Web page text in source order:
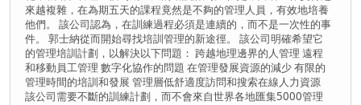
來越複雜，在為期五天的課程竟然是不夠的管理人員，有效地培養
他們。 該公司認為，在訓練過程必須是連續的，而不是一次性的事
件。 郭士納從而開始尋找培訓管理的新途徑。 該公司明確希望它
的管理培訓計劃，以解決以下問題： 跨越地理邊界的人管理 遠程
和移動員工管理 數字化協作的問題 在管理發展資源的減少 有限的
管理時間的培訓和發展 管理層低舒適度訪問和搜索在線人力資源
該公司需要不斷的訓練計劃，而不會來自世界各地匯集5000管理